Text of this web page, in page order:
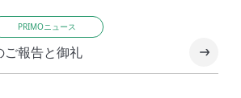
PRIMOニュース
ご報告と御礼